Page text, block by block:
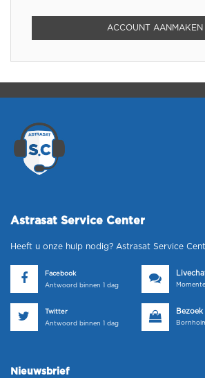
ACCOUNT AANMAKEN
Astrasat Service Center
Heeft u onze hulp nodig? Astrasat Service
Facebook
Antwoord binnen 1 dag
Twitter
Antwoord binnen 1 dag
Bezoek
Nieuwsbrief